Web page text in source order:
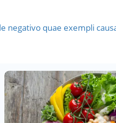
negativo quae exempli